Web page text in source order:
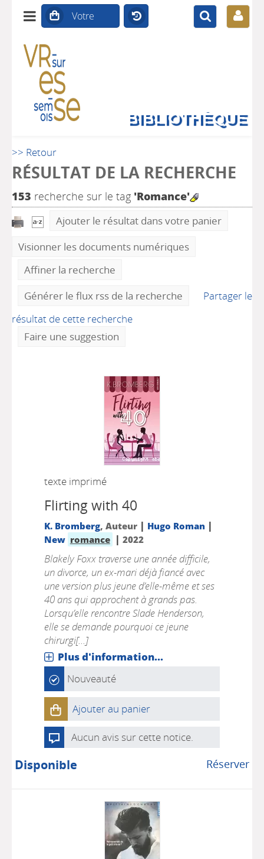
BIBLIOTHÈQUE
>> Retour
RÉSULTAT DE LA RECHERCHE
153 recherche sur le tag 'Romance'
Ajouter le résultat dans votre panier
Visionner les documents numériques
Affiner la recherche
Générer le flux rss de la recherche
Partager le
résultat de cette recherche
Faire une suggestion
texte imprimé
Flirting with 40
K. Bromberg, Auteur | Hugo Roman |
New romance | 2022
Blakely Foxx traverse une année difficile,
un divorce, un ex-mari déjà fiancé avec
une version plus jeune d’elle-même et ses
40 ans qui approchent à grands pas.
Lorsqu’elle rencontre Slade Henderson,
elle se demande pourquoi ce jeune
chirurgi[...]
Plus d'information...
Nouveauté
Ajouter au panier
Aucun avis sur cette notice.
Réserver
Disponible